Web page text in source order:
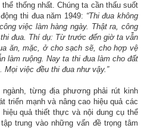
thống nhất. Chúng ta cần thấu suốt
thi đua năm 1949: “Thi đua không
việc làm hàng ngày. Thật ra, công
đua. Thí dụ: Từ trước đến giờ ta vẫn
ăn, mặc, ở cho sạch sẽ, cho hợp vệ
làm ruộng. Nay ta thi đua làm cho đất
việc đều thi đua như vậy.”
từng địa phương phải rút kinh
triển mạnh và nâng cao hiệu quả các
quả thiết thực và nội dung cụ thể
trung vào những vấn đề trọng tâm